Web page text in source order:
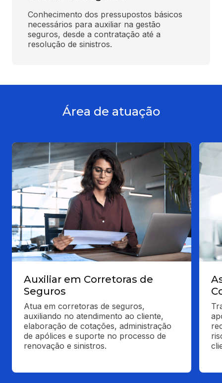
Conhecimento dos pressupostos básicos
necessários para auxiliar na gestão
seguros, desde a contratação até a
resolução de sinistros.
Área de atuação
Auxiliar em Corretoras de
Seguros
Atua em corretoras de seguros,
auxiliando no atendimento ao cliente,
elaboração de cotações, administração
de apólices e suporte no processo de
renovação e sinistros.